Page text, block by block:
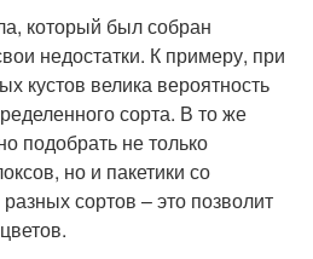
который был собран
недостатки. К примеру, при
кустов велика вероятность
сорта. В то же
подобрать не только
но и пакетики со
сортов – это позволит